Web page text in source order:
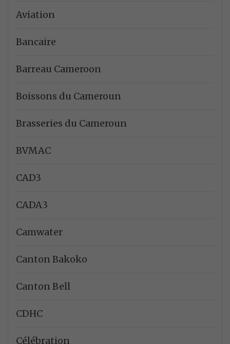
Aviation
Bancaire
Barreau Cameroon
Boissons du Cameroun
Brasseries du Cameroun
BVMAC
CAD3
CADA3
Camwater
Canton Bakoko
Canton Bell
CDHC
Célébration